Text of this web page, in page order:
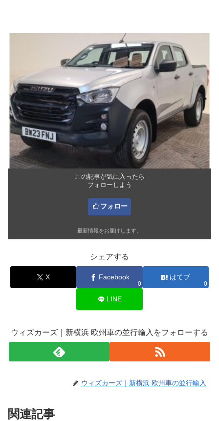
この記事が気に入ったら
フォローしよう
フォロー
最新情報をお届けします。
シェアする
X Facebook
0
はてブ
0
LINE
ウィズカーズ｜新横浜 欧州車の並行輸入をフォローする
ウィズカーズ｜新横浜 欧州車の並行輸入
関連記事